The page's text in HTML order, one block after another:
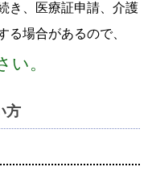
き、医療証申請、介護
る場合があるので、
い。
方